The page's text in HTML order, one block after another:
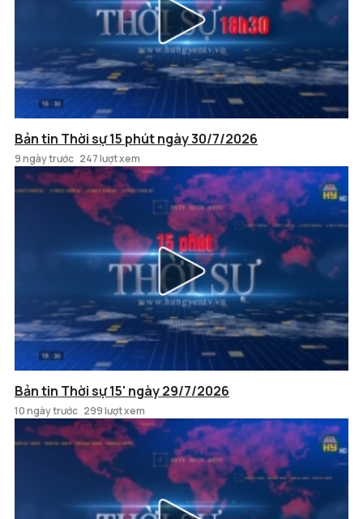
Bản tin Thời sự 15 phút ngày 30/7/2026
9 ngày trước 247 lượt xem
Bản tin Thời sự 15' ngày 29/7/2026
10 ngày trước 299 lượt xem